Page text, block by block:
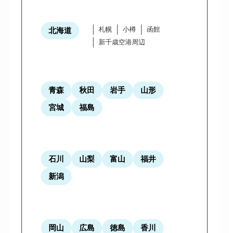
北海道 札幌 小樽
函館
新千歳空港周辺
青森 秋田 岩手
山形
宮城
福島
石川 山梨 富山
福井
新潟
岡山 広島 徳島
香川